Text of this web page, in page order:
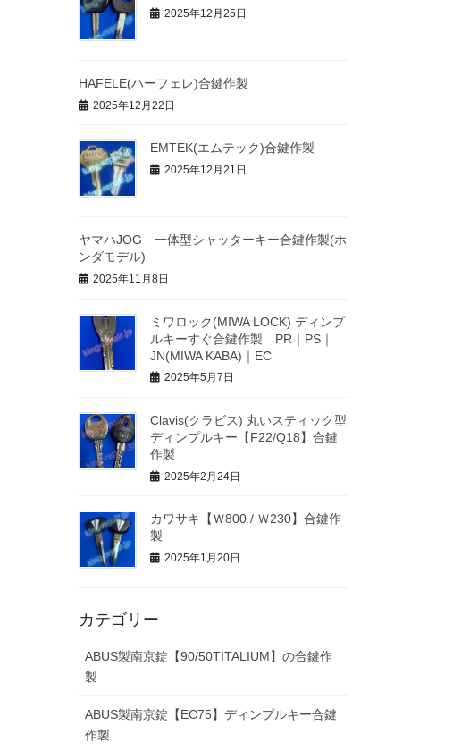
2025年12月25日
HAFELE(ハーフェレ)合鍵作製
2025年12月22日
EMTEK(エムテック)合鍵作製
2025年12月21日
ヤマハJOG 一体型シャッターキー合鍵作製(ホ
ンダモデル)
2025年11月8日
ミワロック(MIWA LOCK) ディンプ
ルキーすぐ合鍵作製 PR｜PS｜
JN(MIWA KABA)｜EC
2025年5月7日
Clavis(クラビス) 丸いスティック型
ディンプルキー【F22/Q18】合鍵
作製
2025年2月24日
カワサキ【Ｗ800 / Ｗ230】合鍵作
製
2025年1月20日
カテゴリー
ABUS製南京錠【90/50TITALIUM】の合鍵作
製
ABUS製南京錠【EC75】ディンプルキー合鍵
作製